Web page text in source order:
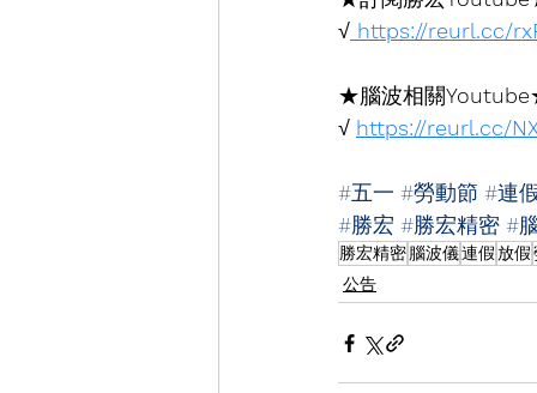
√ https://reurl.cc/
★腦波相關Youtube
√ https://reurl.cc/
#五一 #勞動節 #連
#勝宏 #勝宏精密 #
勝宏精密腦波儀連假放假
公告